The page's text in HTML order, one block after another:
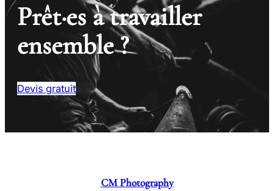
Prêt·es à travailler
ensemble ?
Devis gratuit
CM Photography